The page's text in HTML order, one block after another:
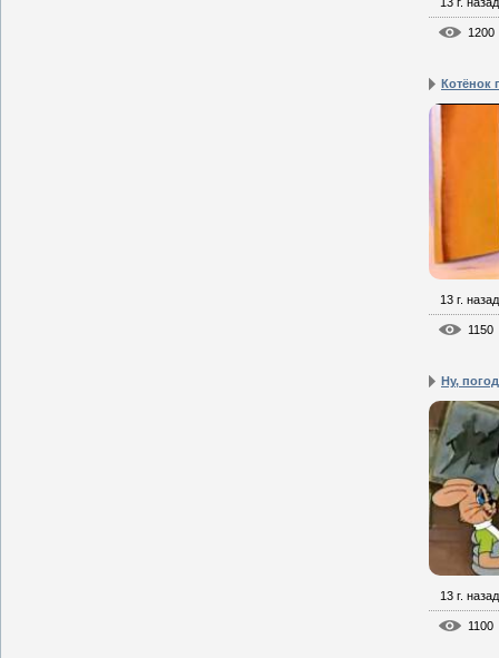
1200
Котёнок
13 г. назад
1150
Ну,
13 г. назад
1100